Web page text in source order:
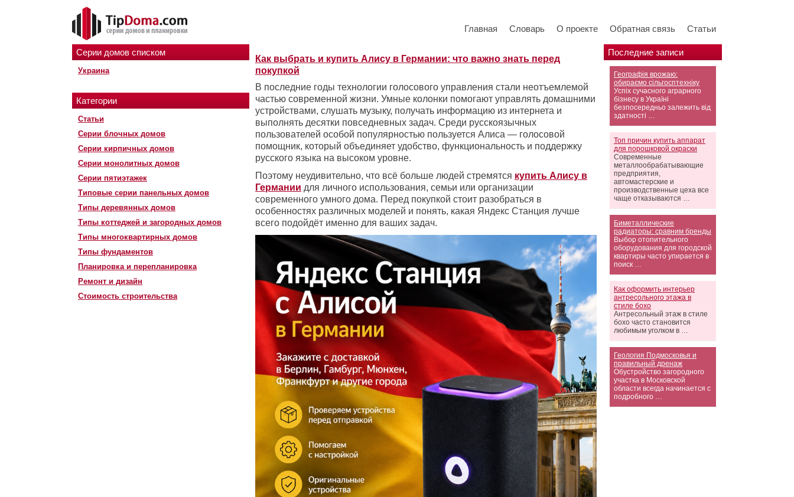
Главная Словарь О проекте Обратная связь Статьи
Серии домов списком
Украина
Категории
Статьи
Серии блочных домов
Серии кирпичных домов
Серии монолитных домов
Серии пятиэтажек
Типовые серии панельных домов
Типы деревянных домов
Типы коттеджей и загородных домов
Типы многоквартирных домов
Типы фундаментов
Планировка и перепланировка
Ремонт и дизайн
Стоимость строительства
Последние записи
Географія врожаю:
обираємо сільгосптехніку
Успіх сучасного аграрного
бізнесу в Україні
безпосередньо залежить від
здатності …
Топ причин купить аппарат
для порошковой окраски
Современные
металлообрабатывающие
предприятия,
автомастерские и
производственные цеха все
чаще отказываются …
Биметаллические
радиаторы: сравним бренды
Выбор отопительного
оборудования для городской
квартиры часто упирается в
поиск …
Как оформить интерьер
антресольного этажа в
стиле бохо
Антресольный этаж в стиле
бохо часто становится
любимым уголком в …
Геология Подмосковья и
правильный дренаж
Обустройство загородного
участка в Московской
области всегда начинается с
подробного …
Как выбрать и купить Алису в Германии: что важно знать перед
покупкой
В последние годы технологии голосового управления стали неотъемлемой
частью современной жизни. Умные колонки помогают управлять домашними
устройствами, слушать музыку, получать информацию из интернета и
выполнять десятки повседневных задач. Среди русскоязычных
пользователей особой популярностью пользуется Алиса — голосовой
помощник, который объединяет удобство, функциональность и поддержку
русского языка на высоком уровне.
Поэтому неудивительно, что всё больше людей стремятся купить Алису в
Германии для личного использования, семьи или организации
современного умного дома. Перед покупкой стоит разобраться в
особенностях различных моделей и понять, какая Яндекс Станция лучше
всего подойдёт именно для ваших задач.